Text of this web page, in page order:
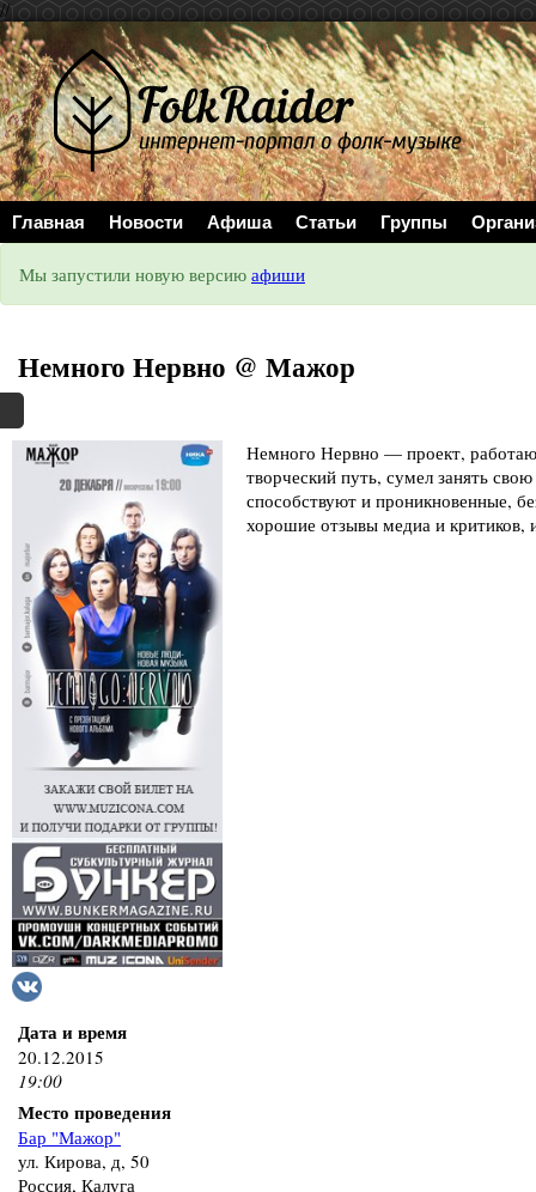
//
Главная Новости Афиша Статьи Группы
Мы запустили новую версию афиши
Немного Нервно @ Мажор
Немного Нервно — проект,
творческий путь, сумел занять
способствуют и проникновенные,
хорошие отзывы медиа и критиков,
Дата и время
20.12.2015
19:00
Место проведения
Бар "Мажор"
ул. Кирова, д, 50
Россия, Калуга